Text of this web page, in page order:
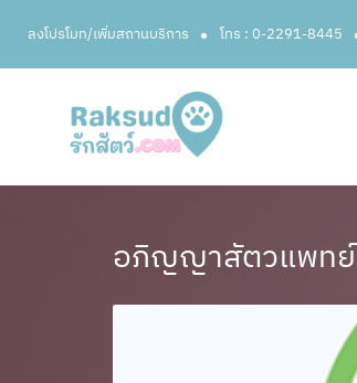
ลงโปรโมท/เพิ่มสถานบริการ โทร : 0-2291-8445
อภิญญาสัตวแพทย์